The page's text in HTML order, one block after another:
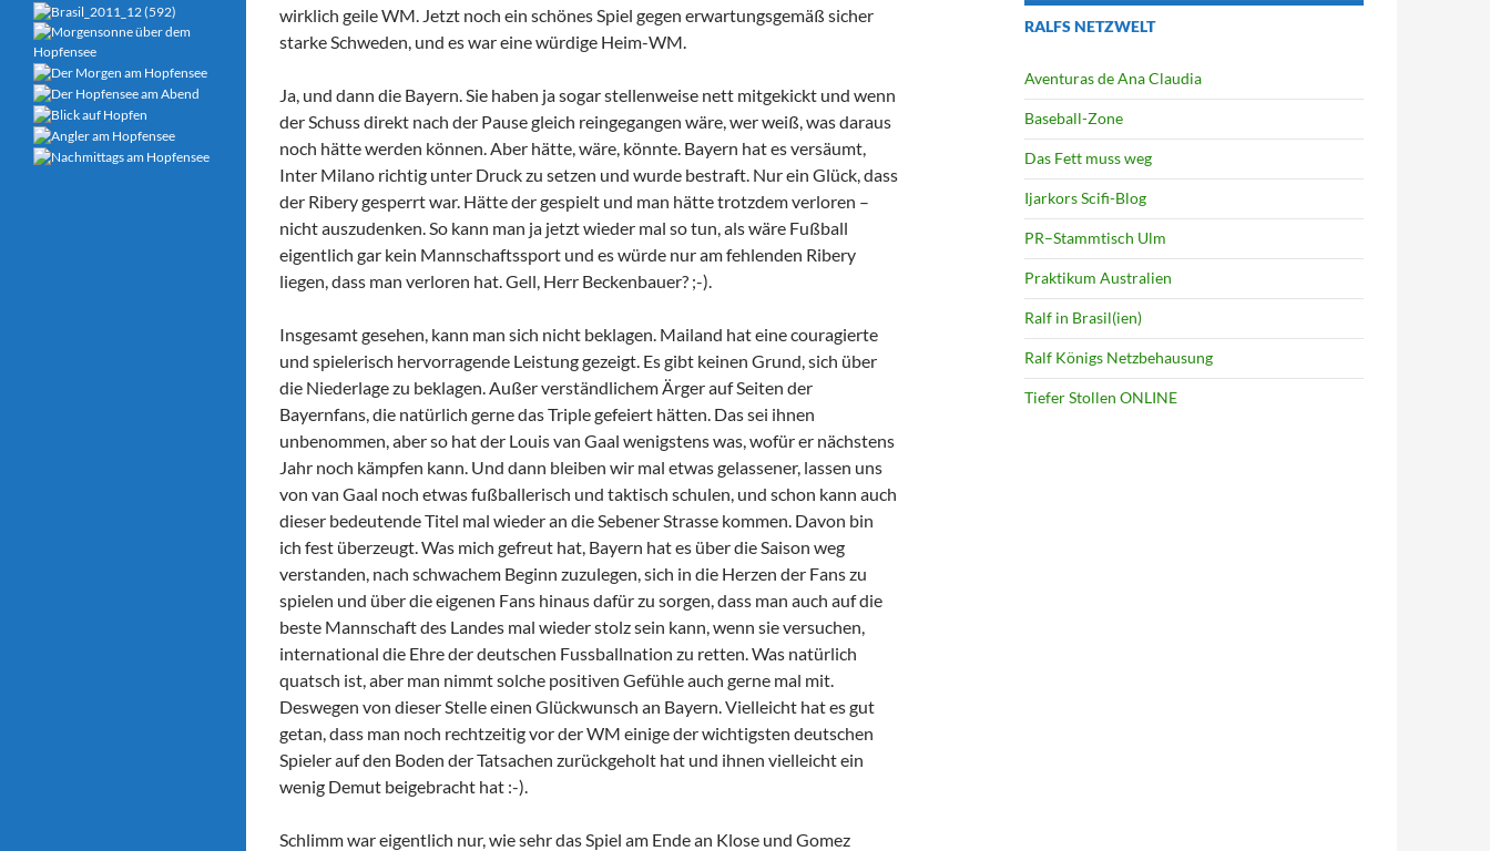
wirklich geile WM. Jetzt noch ein schönes Spiel gegen erwartungsgemäß sicher
starke Schweden, und es war eine würdige Heim-WM.
Ja, und dann die Bayern. Sie haben ja sogar stellenweise nett mitgekickt und wenn
der Schuss direkt nach der Pause gleich reingegangen wäre, wer weiß, was daraus
noch hätte werden können. Aber hätte, wäre, könnte. Bayern hat es versäumt,
Inter Milano richtig unter Druck zu setzen und wurde bestraft. Nur ein Glück, dass
der Ribery gesperrt war. Hätte der gespielt und man hätte trotzdem verloren –
nicht auszudenken. So kann man ja jetzt wieder mal so tun, als wäre Fußball
eigentlich gar kein Mannschaftssport und es würde nur am fehlenden Ribery
liegen, dass man verloren hat. Gell, Herr Beckenbauer? ;-).
Insgesamt gesehen, kann man sich nicht beklagen. Mailand hat eine couragierte
und spielerisch hervorragende Leistung gezeigt. Es gibt keinen Grund, sich über
die Niederlage zu beklagen. Außer verständlichem Ärger auf Seiten der
Bayernfans, die natürlich gerne das Triple gefeiert hätten. Das sei ihnen
unbenommen, aber so hat der Louis van Gaal wenigstens was, wofür er nächstens
Jahr noch kämpfen kann. Und dann bleiben wir mal etwas gelassener, lassen uns
von van Gaal noch etwas fußballerisch und taktisch schulen, und schon kann auch
dieser bedeutende Titel mal wieder an die Sebener Strasse kommen. Davon bin
ich fest überzeugt. Was mich gefreut hat, Bayern hat es über die Saison weg
verstanden, nach schwachem Beginn zuzulegen, sich in die Herzen der Fans zu
spielen und über die eigenen Fans hinaus dafür zu sorgen, dass man auch auf die
beste Mannschaft des Landes mal wieder stolz sein kann, wenn sie versuchen,
international die Ehre der deutschen Fussballnation zu retten. Was natürlich
quatsch ist, aber man nimmt solche positiven Gefühle auch gerne mal mit.
Deswegen von dieser Stelle einen Glückwunsch an Bayern. Vielleicht hat es gut
getan, dass man noch rechtzeitig vor der WM einige der wichtigsten deutschen
Spieler auf den Boden der Tatsachen zurückgeholt hat und ihnen vielleicht ein
wenig Demut beigebracht hat :-).
Schlimm war eigentlich nur, wie sehr das Spiel am Ende an Klose und Gomez
RALFS NETZWELT
Aventuras de Ana Claudia
Baseball-Zone
Das Fett muss weg
Ijarkors Scifi-Blog
PR–Stammtisch Ulm
Praktikum Australien
Ralf in Brasil(ien)
Ralf Königs Netzbehausung
Tiefer Stollen ONLINE